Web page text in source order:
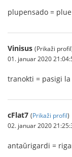
plupensado =
Vinisus (Prikaži
01. januar 2020
tranokti = pasigi
cFlat7 (Prikaži profil)
02. januar 2020
antaŭrigardi =